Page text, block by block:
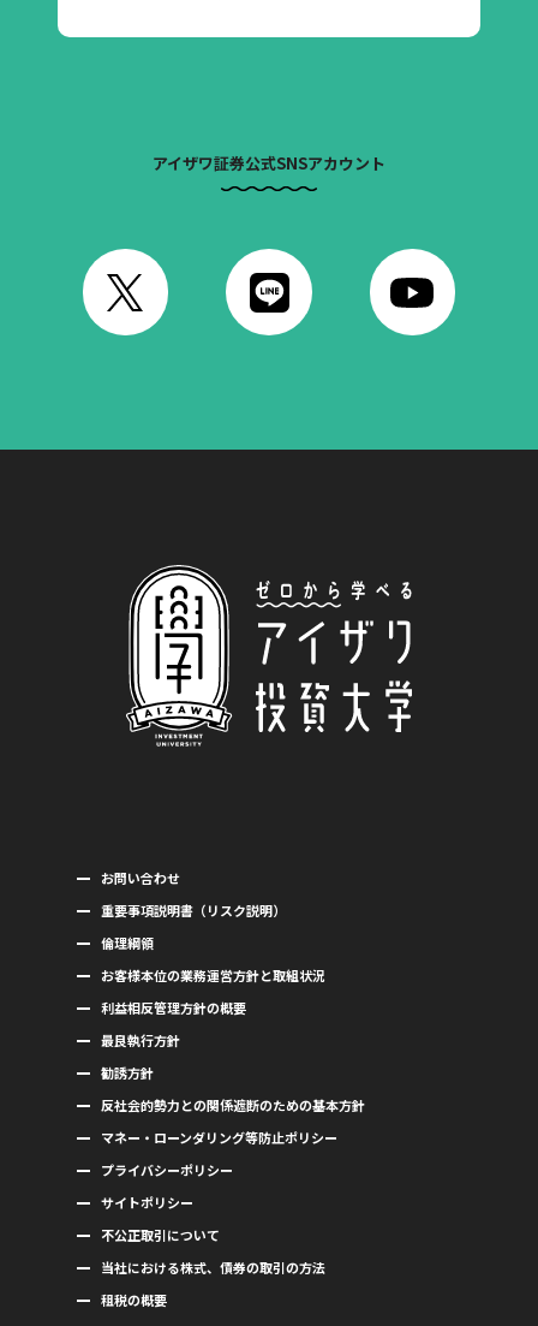
アイザワ証券公式SNSアカウント
お問い合わせ
重要事項説明書（リスク説明）
倫理綱領
お客様本位の業務運営方針と取組状況
利益相反管理方針の概要
最良執行方針
勧誘方針
反社会的勢力との関係遮断のための基本方針
マネー・ローンダリング等防止ポリシー
プライバシーポリシー
サイトポリシー
不公正取引について
当社における株式、債券の取引の方法
租税の概要